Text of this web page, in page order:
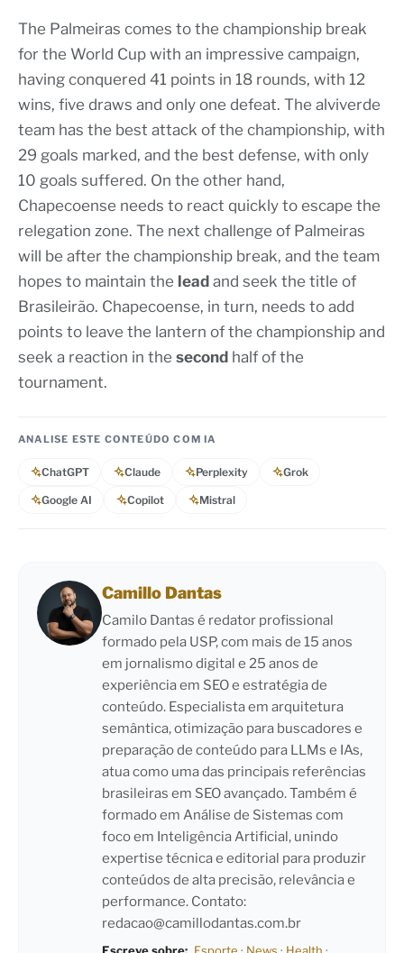
The Palmeiras comes to the championship break
for the World Cup with an impressive campaign,
having conquered 41 points in 18 rounds, with 12
wins, five draws and only one defeat. The alviverde
team has the best attack of the championship, with
29 goals marked, and the best defense, with only
10 goals suffered. On the other hand,
Chapecoense needs to react quickly to escape the
relegation zone. The next challenge of Palmeiras
will be after the championship break, and the team
hopes to maintain the lead and seek the title of
Brasileirão. Chapecoense, in turn, needs to add
points to leave the lantern of the championship and
seek a reaction in the second half of the
tournament.
ANALISE ESTE CONTEÚDO COM IA
ChatGPT Claude Perplexity Grok
Google AI Copilot Mistral
Camillo Dantas
Camilo Dantas é redator profissional
formado pela USP, com mais de 15 anos
em jornalismo digital e 25 anos de
experiência em SEO e estratégia de
conteúdo. Especialista em arquitetura
semântica, otimização para buscadores e
preparação de conteúdo para LLMs e IAs,
atua como uma das principais referências
brasileiras em SEO avançado. Também é
formado em Análise de Sistemas com
foco em Inteligência Artificial, unindo
expertise técnica e editorial para produzir
conteúdos de alta precisão, relevância e
performance. Contato:
redacao@camillodantas.com.br